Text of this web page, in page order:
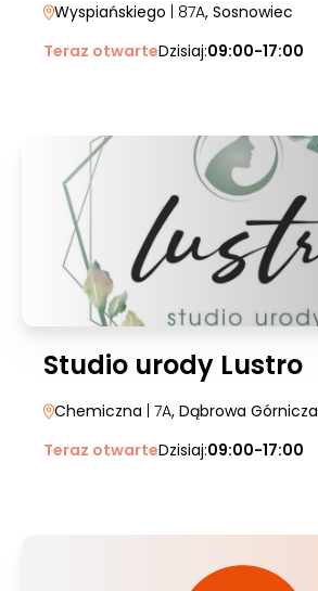
Wyspiańskiego | 87A, Sosnowiec
Teraz otwarteDzisiaj:09:00-17:00
Studio urody Lustro
Chemiczna | 7A, Dąbrowa Górnicza
Teraz otwarteDzisiaj:09:00-17:00